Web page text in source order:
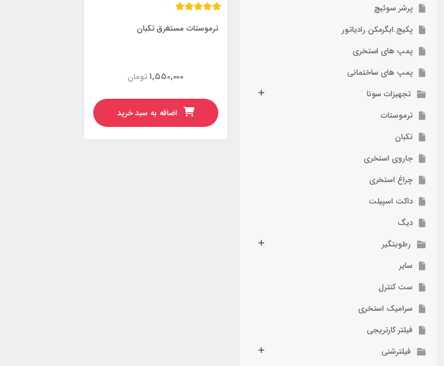
پرشر سوئیچ
پکیج.ابگرمکن.رادیاتور
پمپ های استخری
پمپ های ساختمانی
تجهیزات سونا
ترموستات
تکبان
جاروی استخری
چراغ استخری
داکت اسپیلت
دیگ
رطوبتگیر
سایر
ست کنترل
سرامیک استخری
فیلتر کارتریجی
فیلترشنی
ترموستات مستغرق تکبان
تومان1,550,000
اضافه به سبد خرید